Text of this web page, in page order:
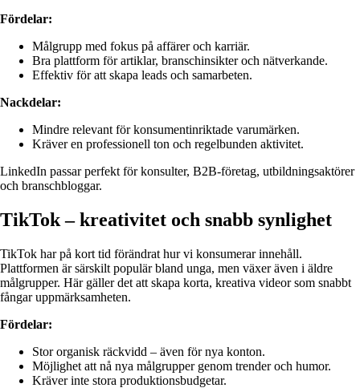
Fördelar:
Målgrupp med fokus på affärer och karriär.
Bra plattform för artiklar, branschinsikter och nätverkande.
Effektiv för att skapa leads och samarbeten.
Nackdelar:
Mindre relevant för konsumentinriktade varumärken.
Kräver en professionell ton och regelbunden aktivitet.
LinkedIn passar perfekt för konsulter, B2B-företag, utbildningsaktörer
och branschbloggar.
TikTok – kreativitet och snabb synlighet
TikTok har på kort tid förändrat hur vi konsumerar innehåll.
Plattformen är särskilt populär bland unga, men växer även i äldre
målgrupper. Här gäller det att skapa korta, kreativa videor som snabbt
fångar uppmärksamheten.
Fördelar:
Stor organisk räckvidd – även för nya konton.
Möjlighet att nå nya målgrupper genom trender och humor.
Kräver inte stora produktionsbudgetar.